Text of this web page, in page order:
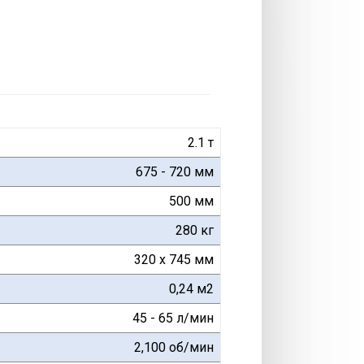
2.1 т
675 - 720 мм
500 мм
280 кг
320 x 745 мм
0,24 м2
45 - 65 л/мин
2,100 об/мин